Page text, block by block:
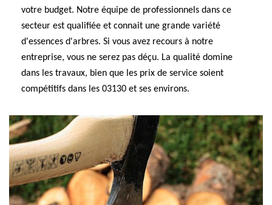
votre budget. Notre équipe de professionnels dans ce
secteur est qualifiée et connait une grande variété
d'essences d'arbres. Si vous avez recours à notre
entreprise, vous ne serez pas déçu. La qualité domine
dans les travaux, bien que les prix de service soient
compétitifs dans les 03130 et ses environs.